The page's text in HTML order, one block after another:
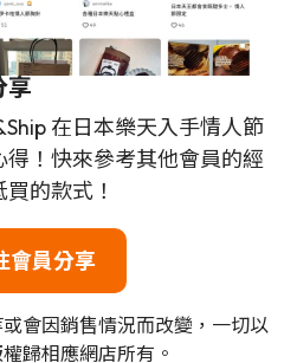
享
在日本樂天入手情人節
！快來參考其他會員的經
的款式！
會員分享
會因銷售情況而改變，一切以
歸相應網店所有。